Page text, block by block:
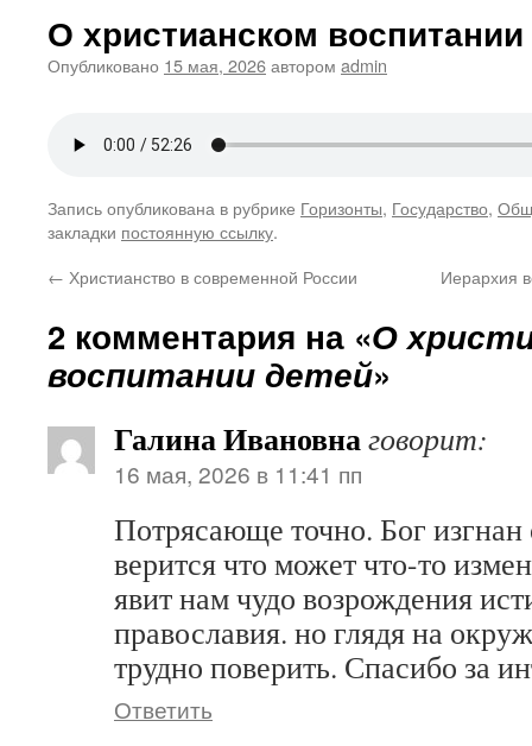
О христианском
Опубликовано 15 мая, 2026автором admin
Запись опубликована в рубрике Горизонты, Государство,
закладки постоянную ссылку.
← Христианство в современной России Иерархия
2 комментария на «О
воспитании детей»
Галина Ивановнаговорит:
16 мая, 2026 в 11:41 пп
Потрясающе точно. Бог
верится что может что-то
явит нам чудо возрождения
православия. но глядя на
трудно поверить. Спасибо за
Ответить